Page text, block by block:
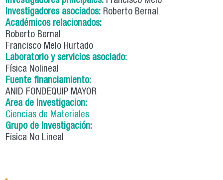
Investigadores asociados: Roberto Bernal
Académicos relacionados:
Roberto Bernal
Francisco Melo Hurtado
Laboratorio y servicios asociado:
Física Nolineal
Fuente financiamiento:
ANID FONDEQUIP MAYOR
Area de Investigacion:
Ciencias de Materiales
Grupo de Investigación:
Física No Lineal